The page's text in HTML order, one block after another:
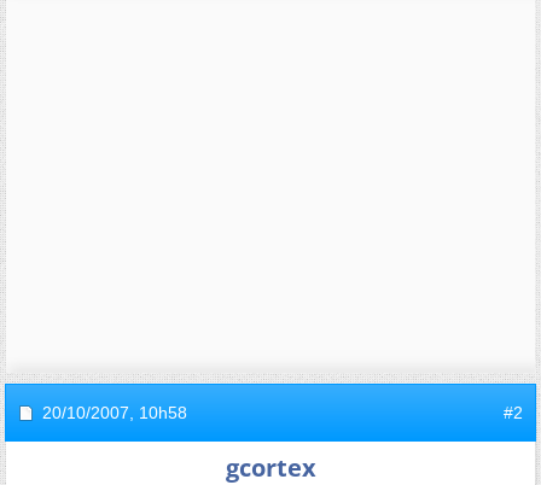
20/10/2007, 10h58 #2
gcortex